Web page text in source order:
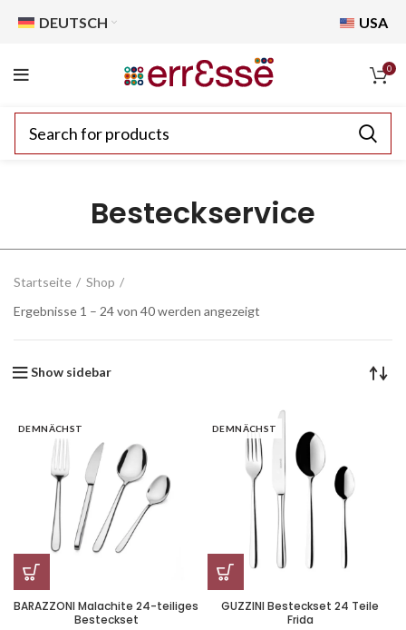
DEUTSCH USA
0
Besteckservice
Startseite
Shop
Ergebnisse 1 – 24 von 40 werden angezeigt
Show sidebar
DEMNÄCHST
BARAZZONI Malachite 24-teiliges
Besteckset
DEMNÄCHST
GUZZINI Besteckset 24 Teile
Frida